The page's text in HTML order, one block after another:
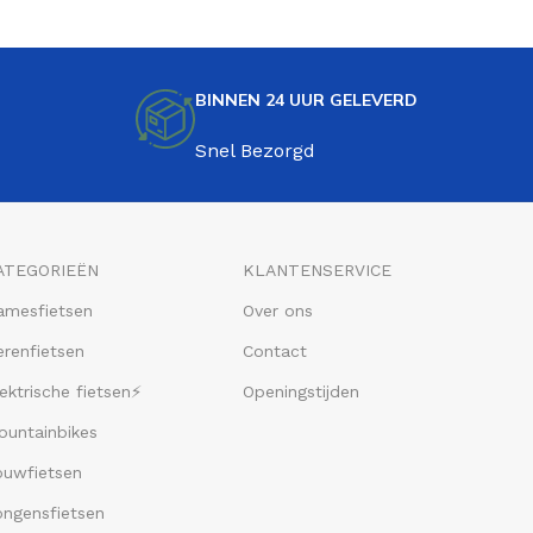
BINNEN 24 UUR GELEVERD
Snel Bezorgd
fietsen⚡
KLANTENSERVICE
Over ons
Contact
Openingstijden